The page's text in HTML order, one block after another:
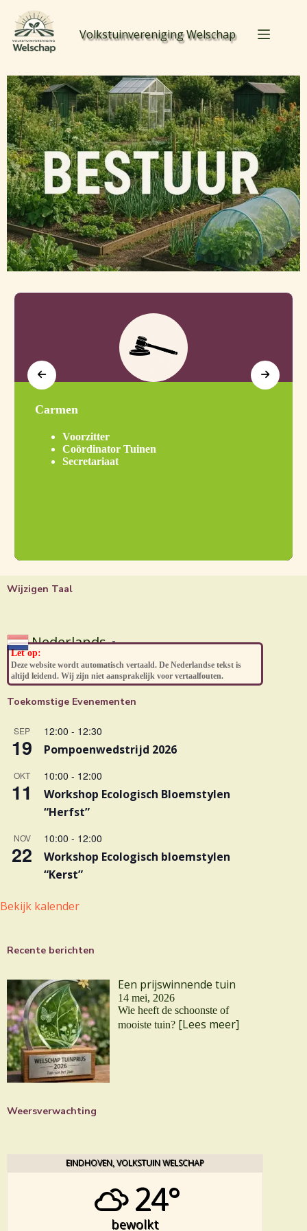
Volkstuinvereniging Welschap
Carmen
Voorzitter
Coördinator Tuinen
Secretariaat
Wijzigen Taal
Nederlands ▼
Let op:
Deze website wordt automatisch vertaald. De Nederlandse tekst is
altijd leidend. Wij zijn niet aansprakelijk voor vertaalfouten.
Toekomstige Evenementen
SEP
19
12:00 - 12:30
Pompoenwedstrijd 2026
OKT
11
10:00 - 12:00
Workshop Ecologisch Bloemstylen
“Herfst”
NOV
22
10:00 - 12:00
Workshop Ecologisch bloemstylen
“Kerst”
Bekijk kalender
Recente berichten
Een prijswinnende tuin
14 mei, 2026
Wie heeft de schoonste of
mooiste tuin? [Lees meer]
Weersverwachting
EINDHOVEN, VOLKSTUIN WELSCHAP
24°
bewolkt